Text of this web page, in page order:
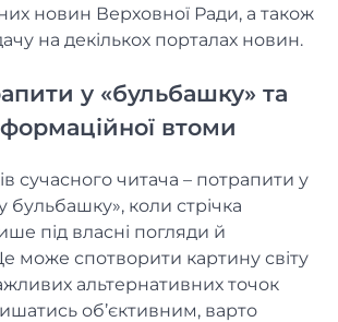
новин Верховної Ради, а також
на декількох порталах новин.
у «бульбашку» та
втоми
сучасного читача – потрапити у
бульбашку», коли стрічка
під власні погляди й
може спотворити картину світу
альтернативних точок
об’єктивним, варто